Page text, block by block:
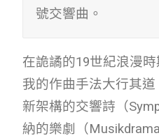
號交響曲。
在詭譎的19世紀浪漫
我的作曲手法大行其
新架構的交響詩（
納的樂劇（